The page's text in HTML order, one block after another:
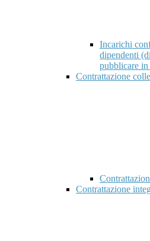
Incarichi
dipendenti
pubblicare in
Contrattazione
Contrattazione